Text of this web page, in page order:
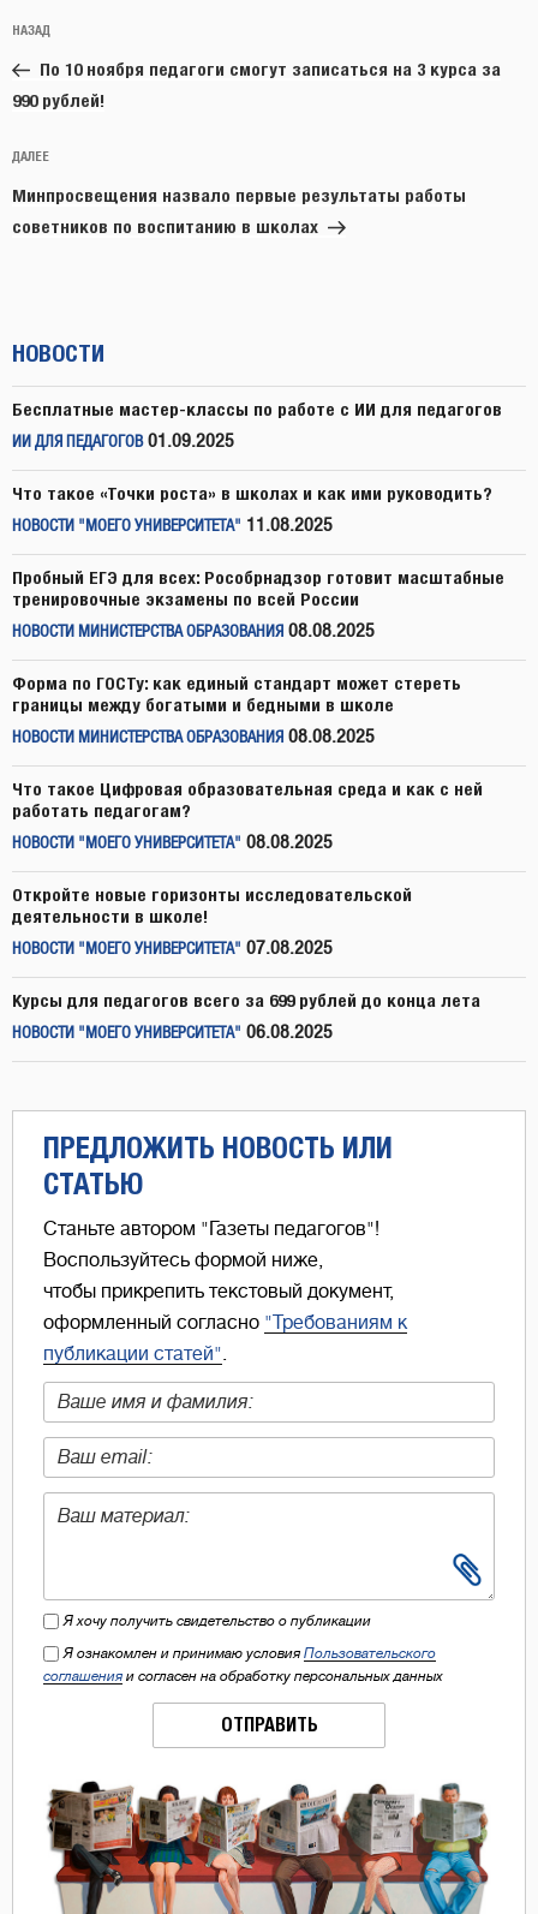
по
записям
Предыдущая
запись:
НАЗАД
По 10 ноября педагоги смогут записаться на 3 курса за
990 рублей!
Следующая
запись
ДАЛЕЕ
Минпросвещения назвало первые результаты работы
советников по воспитанию в школах
НОВОСТИ
Бесплатные мастер-классы по работе с ИИ для педагогов
ИИ ДЛЯ ПЕДАГОГОВ 01.09.2025
Что такое «Точки роста» в школах и как ими руководить?
НОВОСТИ "МОЕГО УНИВЕРСИТЕТА" 11.08.2025
Пробный ЕГЭ для всех: Рособрнадзор готовит масштабные
тренировочные экзамены по всей России
НОВОСТИ МИНИСТЕРСТВА ОБРАЗОВАНИЯ 08.08.2025
Форма по ГОСТу: как единый стандарт может стереть
границы между богатыми и бедными в школе
НОВОСТИ МИНИСТЕРСТВА ОБРАЗОВАНИЯ 08.08.2025
Что такое Цифровая образовательная среда и как с ней
работать педагогам?
НОВОСТИ "МОЕГО УНИВЕРСИТЕТА" 08.08.2025
Откройте новые горизонты исследовательской
деятельности в школе!
НОВОСТИ "МОЕГО УНИВЕРСИТЕТА" 07.08.2025
Курсы для педагогов всего за 699 рублей до конца лета
НОВОСТИ "МОЕГО УНИВЕРСИТЕТА" 06.08.2025
ПРЕДЛОЖИТЬ НОВОСТЬ ИЛИ
СТАТЬЮ
Станьте автором "Газеты педагогов"!
Воспользуйтесь формой ниже,
чтобы прикрепить текстовый документ,
оформленный согласно "Требованиям к
публикации статей".
Я хочу получить свидетельство о публикации
Я ознакомлен и принимаю условия Пользовательского
соглашения и согласен на обработку персональных данных
ОТПРАВИТЬ